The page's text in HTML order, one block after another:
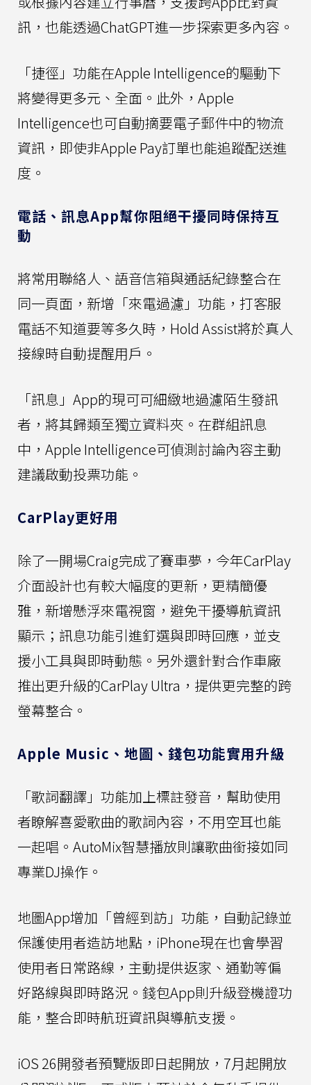
訊，也能透過ChatGPT進一步探索更多內容。
「捷徑」功能在Apple Intelligence的驅動下
將變得更多元、全面。此外，Apple
Intelligence也可自動摘要電子郵件中的物流
資訊，即使非Apple Pay訂單也能追蹤配送進
度。
電話、訊息App幫你阻絕干擾同時保持互
動
將常用聯絡人、語音信箱與通話紀錄整合在
同一頁面，新增「來電過濾」功能，打客服
電話不知道要等多久時，Hold Assist將於真人
接線時自動提醒用戶。
「訊息」App的現可可細緻地過濾陌生發訊
者，將其歸類至獨立資料夾。在群組訊息
中，Apple Intelligence可偵測討論內容主動
建議啟動投票功能。
CarPlay更好用
除了一開場Craig完成了賽車夢，今年CarPlay
介面設計也有較大幅度的更新，更精簡優
雅，新增懸浮來電視窗，避免干擾導航資訊
顯示；訊息功能引進釘選與即時回應，並支
援小工具與即時動態。另外還針對合作車廠
推出更升級的CarPlay Ultra，提供更完整的跨
螢幕整合。
Apple Music、地圖、錢包功能實用升級
「歌詞翻譯」功能加上標註發音，幫助使用
者瞭解喜愛歌曲的歌詞內容，不用空耳也能
一起唱。AutoMix智慧播放則讓歌曲銜接如同
專業DJ操作。
地圖App增加「曾經到訪」功能，自動記錄並
保護使用者造訪地點，iPhone現在也會學習
使用者日常路線，主動提供返家、通勤等偏
好路線與即時路況。錢包App則升級登機證功
能，整合即時航班資訊與導航支援。
iOS 26開發者預覽版即日起開放，7月起開放